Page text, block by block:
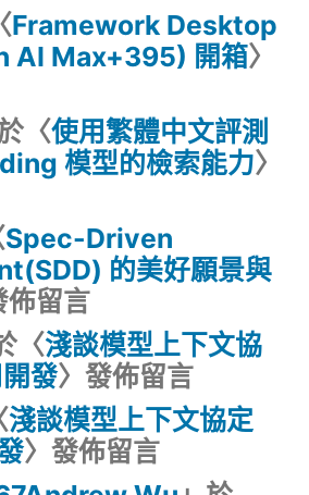
Framework Desktop
AI Max+395) 開箱〉
〈使用繁體中文評測
模型的檢索能力〉
Spec-Driven
的美好願景與
佈留言
〈淺談模型上下文協
發〉發佈留言
淺談模型上下文協定
〉發佈留言